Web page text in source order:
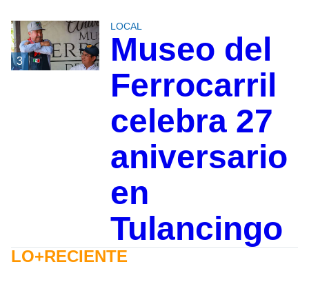
3
LOCAL
Museo del
Ferrocarril
celebra 27
aniversario
en
Tulancingo
LO+RECIENTE